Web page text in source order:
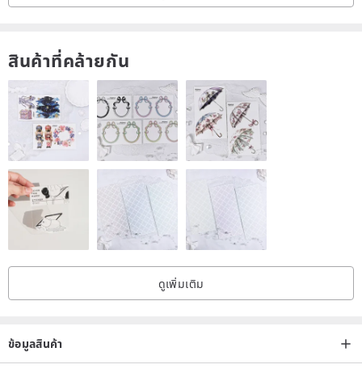
สินค้าที่คล้ายกัน
ดูเพิ่มเติม
ข้อมูลสินค้า